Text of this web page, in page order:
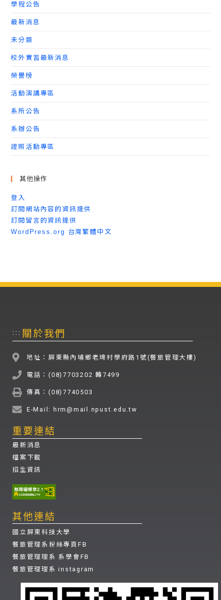
學程公告
最新消息
未分類
校外實習最新消息
榮譽榜
活動演講專區
系所公告
系辦公告
證照活動專區
其他操作
登入
訂閱網站內容的資訊提供
訂閱留言的資訊提供
WordPress.org 台灣繁體中文
::: 關於我們
地址：屏東縣內埔鄉老埤村學府路1號(餐旅管理大樓)
電話：(08)7703202 轉7499
傳真：(08)7740503
E-Mail: hrm@mail.npust.edu.tw
重要連結
最新消息
檔案下載
招生資訊
其他連結
國立屏東科技大學
餐旅管理系粉絲專頁FB
餐旅管理理系 系學會FB
餐旅管理理系 instagram